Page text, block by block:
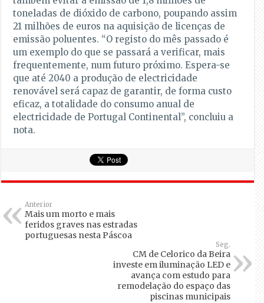
toneladas de dióxido de carbono, poupando assim
21 milhões de euros na aquisição de licenças de
emissão poluentes. “O registo do mês passado é
um exemplo do que se passará a verificar, mais
frequentemente, num futuro próximo. Espera-se
que até 2040 a produção de electricidade
renovável será capaz de garantir, de forma custo
eficaz, a totalidade do consumo anual de
electricidade de Portugal Continental”, concluiu a
nota.
Anterior
Mais um morto e mais
feridos graves nas estradas
portuguesas nesta Páscoa
Seg.
CM de Celorico da Beira
investe em iluminação LED e
avança com estudo para
remodelação do espaço das
piscinas municipais